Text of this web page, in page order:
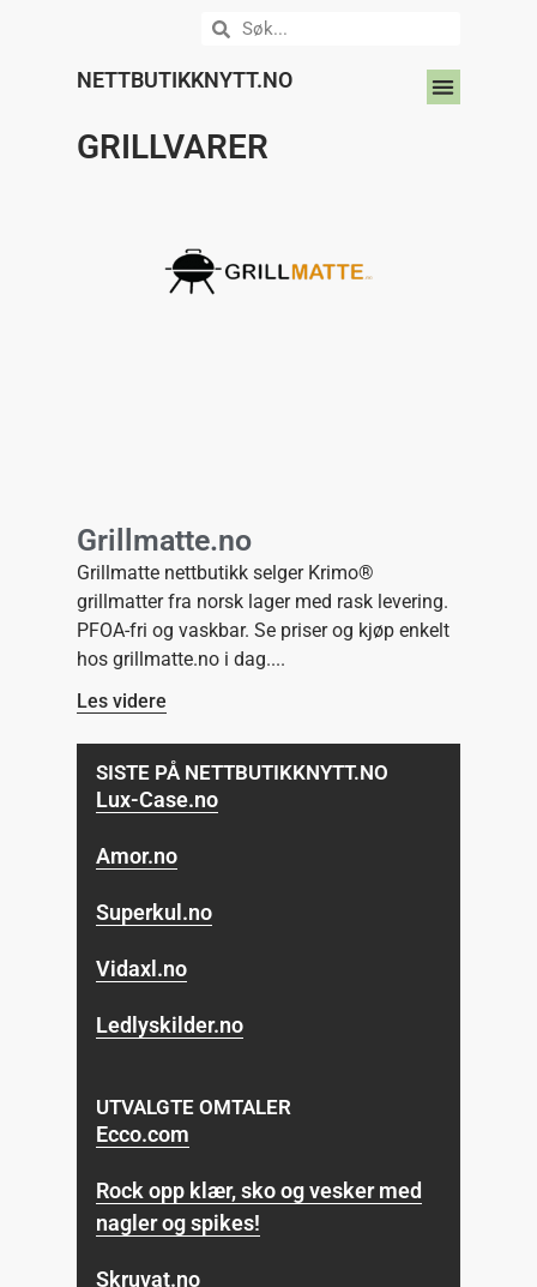
NETTBUTIKKNYTT.NO
GRILLVARER
Grillmatte.no
Grillmatte nettbutikk selger Krimo®
grillmatter fra norsk lager med rask levering.
PFOA-fri og vaskbar. Se priser og kjøp enkelt
hos grillmatte.no i dag.
Les videre
SISTE PÅ NETTBUTIKKNYTT.NO
Lux-Case.no
Amor.no
Superkul.no
Vidaxl.no
Ledlyskilder.no
UTVALGTE OMTALER
Ecco.com
Rock opp klær, sko og vesker med
nagler og spikes!
Skruvat.no